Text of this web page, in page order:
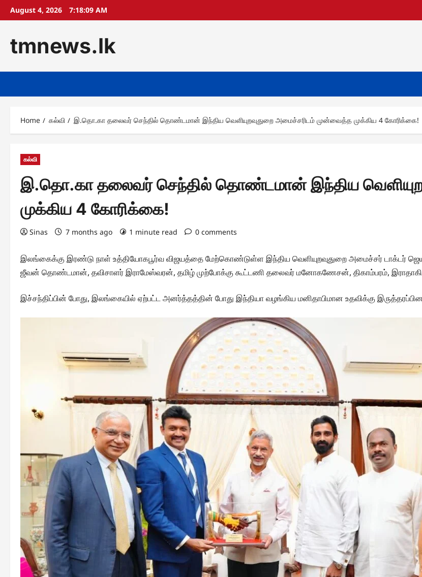
SkipAugust 4, 2026 7:18:11 AM
tmnews.lk
Home கல்வி இ.தொ.கா தலைவர் செந்தில் தொண்டமான் இந்திய வெளியுறவுதுறை அமைச்சரிடம் முன்வைத்த முக்கிய 4 கோரிக்கை!
கல்வி
இ.தொ.கா தலைவர் செந்தில் தொண்டமான் இந்திய
முக்கிய 4 கோரிக்கை!
Sinas 7 months ago 1 minute read 0 comments
இலங்கைக்கு இரண்டு நாள் உத்தியோகபூர்வ விஜயத்தை மேற்கொண்டுள்ள இந்திய வெளியுறவுதுறை அமைச்சர்
ஜீவன் தொண்டமான், தவிசாளர் இராமேஸ்வரன், தமிழ் முற்போக்கு கூட்டணி தலைவர் மனோகணேசன், திகாம்பரம்,
இச்சந்திப்பின் போது, இலங்கையில் ஏற்பட்ட அனர்த்தத்தின் போது இந்தியா வழங்கிய மனிதாபிமான உதவிக்கு